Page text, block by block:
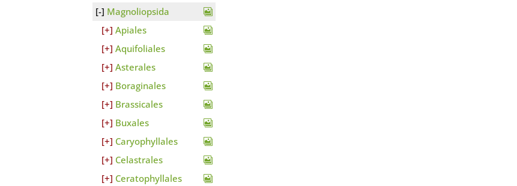
Magnoliopsida
Apiales
Aquifoliales
Asterales
Boraginales
Brassicales
Buxales
Caryophyllales
Celastrales
Ceratophyllales